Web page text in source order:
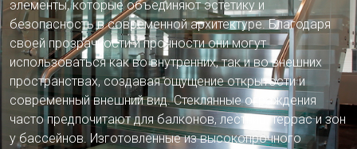
элементы, которые объединяют эстетику и
безопасность в современной архитектуре. Благодаря
своей прозрачности и прочности они могут
использоваться как во внутренних, так и во внешних
пространствах, создавая ощущение открытости и
современный внешний вид. Стеклянные ограждения
часто предпочитают для балконов, лестниц, террас и зон
у бассейнов. Изготовленные из высокопрочного